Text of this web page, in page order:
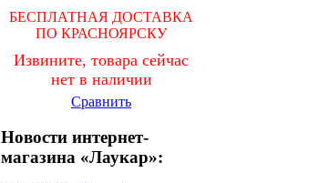
БЕСПЛАТНАЯ ДОСТАВКА
ПО КРАСНОЯРСКУ
Извините, товара сейчас
нет в наличии
Сравнить
Новости интернет-
магазина «Лаукар»: